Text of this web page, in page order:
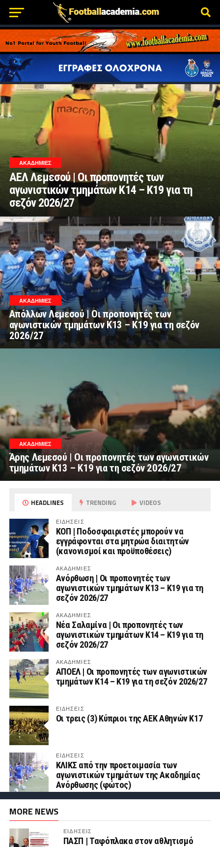
ΑΚΑΔΗΜΙΕΣ
ΑΕΛ Λεμεσού | Οι προπονητές των
αγωνιστικών τμημάτων Κ14 – Κ19 για τη
σεζόν 2026/27
ΑΚΑΔΗΜΙΕΣ
Απόλλων Λεμεσού | Οι προπονητές των
αγωνιστικών τμημάτων Κ13 – Κ19 για τη σεζόν
2026/27
ΑΚΑΔΗΜΙΕΣ
Άρης Λεμεσού | Οι προπονητές των αγωνιστικών
τμημάτων Κ13 – Κ19 για τη σεζόν 2026/27
HEADLINES TRENDING VIDEOS
ΕΙΔΗΣΕΙΣ
ΚΟΠ | Ποδοσφαιριστές μπορούν να
εγγράφονται στα μητρώα διαιτητών
(κανονισμοί και προϋποθέσεις)
ΑΚΑΔΗΜΙΕΣ
Ανόρθωση | Οι προπονητές των
αγωνιστικών τμημάτων Κ13 – Κ19 για τη
σεζόν 2026/27
ΑΚΑΔΗΜΙΕΣ
Νέα Σαλαμίνα | Οι προπονητές των
αγωνιστικών τμημάτων Κ14 – Κ19 για τη
σεζόν 2026/27
ΑΚΑΔΗΜΙΕΣ
ΑΠΟΕΛ | Οι προπονητές των αγωνιστικών
τμημάτων Κ14 – Κ19 για τη σεζόν 2026/27
ΕΙΔΗΣΕΙΣ
Οι τρεις (3) Κύπριοι της ΑΕΚ Αθηνών Κ17
ΕΙΔΗΣΕΙΣ
ΚΛΙΚΣ από την προετοιμασία των
αγωνιστικών τμημάτων της Ακαδημίας
Ανόρθωσης (φώτος)
MORE NEWS
ΕΙΔΗΣΕΙΣ
ΠΑΣΠ | Ταφόπλακα στον αθλητισμό